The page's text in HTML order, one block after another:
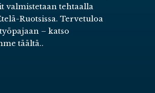
valmistetaan tehtaalla
Ruotsissa. Tervetuloa
– katso
täältä..